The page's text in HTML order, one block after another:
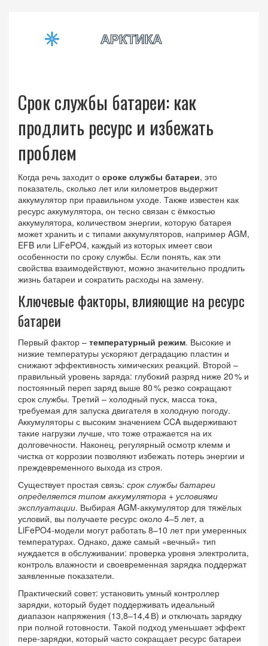
Срок службы батареи: как
продлить ресурс и избежать
проблем
Когда речь заходит о сроке службы батареи, это
показатель, сколько лет или километров выдержит
аккумулятор при правильном уходе. Также известен как
ресурс аккумулятора, он тесно связан с ёмкостью
аккумулятора, количеством энергии, которую батарея
может хранить и с типами аккумуляторов, например AGM,
EFB или LiFePO4, каждый из которых имеет свои
особенности по сроку службы. Если понять, как эти
свойства взаимодействуют, можно значительно продлить
жизнь батареи и сократить расходы на замену.
Ключевые факторы, влияющие на ресурс
батареи
Первый фактор – температурный режим. Высокие и
низкие температуры ускоряют деградацию пластин и
снижают эффективность химических реакций. Второй –
правильный уровень заряда: глубокий разряд ниже 20 % и
постоянный переп заряд выше 80 % резко сокращают
срок службы. Третий – холодный пуск, масса тока,
требуемая для запуска двигателя в холодную погоду.
Аккумуляторы с высоким значением CCA выдерживают
такие нагрузки лучше, что тоже отражается на их
долговечности. Наконец, регулярный осмотр клемм и
чистка от коррозии позволяют избежать потерь энергии и
преждевременного выхода из строя.
Существует простая связь: срок службы батареи
определяется типом аккумулятора + условиями
эксплуатации. Выбирая AGM‑аккумулятор для тяжёлых
условий, вы получаете ресурс около 4–5 лет, а
LiFePO4‑модели могут работать 8–10 лет при умеренных
температурах. Однако, даже самый «вечный» тип
нуждается в обслуживании: проверка уровня электролита,
контроль влажности и своевременная зарядка поддержат
заявленные показатели.
Практический совет: установить умный контроллер
зарядки, который будет поддерживать идеальный
диапазон напряжения (13,8–14,4 В) и отключать зарядку
при полной готовности. Такой подход уменьшает эффект
пере‑зарядки, который часто сокращает ресурс батареи